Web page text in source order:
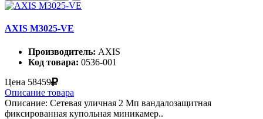
AXIS M3025-VE
Производитель: AXIS
Код товара: 0536-001
Цена 58459
Описание товара
Описание: Сетевая уличная 2 Мп вандалозащитная
фиксированная купольная миникамер..